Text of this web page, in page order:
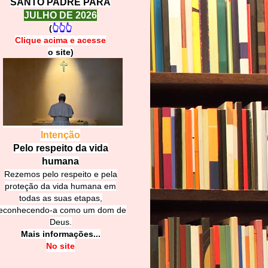
SANTO PADRE PARA
JULHO DE 2026
(👆👆👆
Clique acima e acesse
o site)
Intenção
Pelo respeito da vida
humana
Rezemos pelo respeito e pela
proteção da vida humana em
todas as suas etapas,
a como um dom de
Deus.
Mais informações...
No site